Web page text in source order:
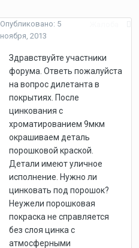
Опубликовано: 5
ноября, 2013
Здравствуйте участники
форума. Ответь пожалуйста
на вопрос дилетанта в
покрытиях. После
цинкования с
хроматированием 9мкм
окрашиваем деталь
порошковой краской.
Детали имеют уличное
исполнение. Нужно ли
цинковать под порошок?
Неужели порошковая
покраска не справляется
без слоя цинка с
атмосферными